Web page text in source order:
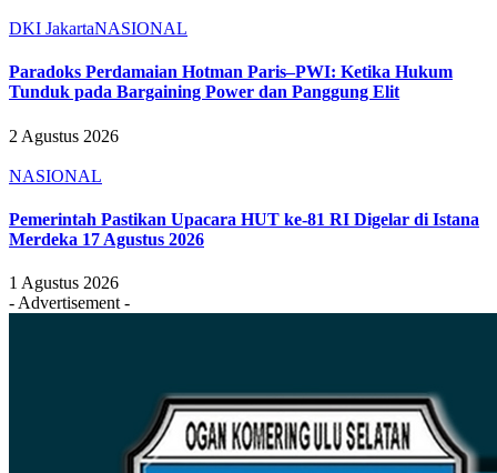
DKI JakartaNASIONAL
Paradoks Perdamaian Hotman Paris–PWI: Ketika Hukum
Tunduk pada Bargaining Power dan Panggung Elit
2 Agustus 2026
NASIONAL
Pemerintah Pastikan Upacara HUT ke-81 RI Digelar di Istana
Merdeka 17 Agustus 2026
1 Agustus 2026
- Advertisement -